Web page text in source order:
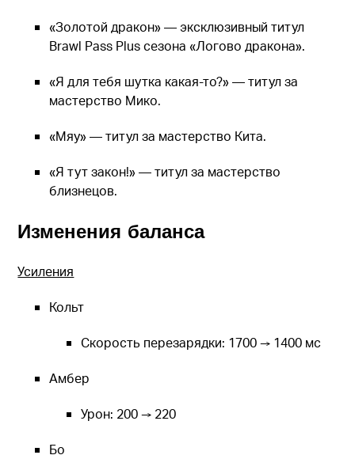
«Золотой дракон» — эксклюзивный титул
Brawl Pass Plus сезона «Логово дракона».
«Я для тебя шутка какая-то?» — титул за
мастерство Мико.
«Мяу» — титул за мастерство Кита.
«Я тут закон!» — титул за мастерство
близнецов.
Изменения баланса
Усиления
Кольт
Скорость перезарядки: 1700 → 1400 мс
Амбер
Урон: 200 → 220
Бо